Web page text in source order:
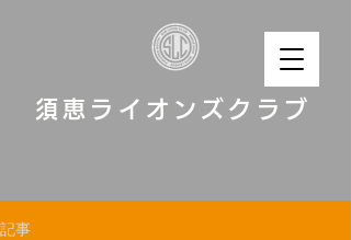
須恵ライオンズクラブ
記事